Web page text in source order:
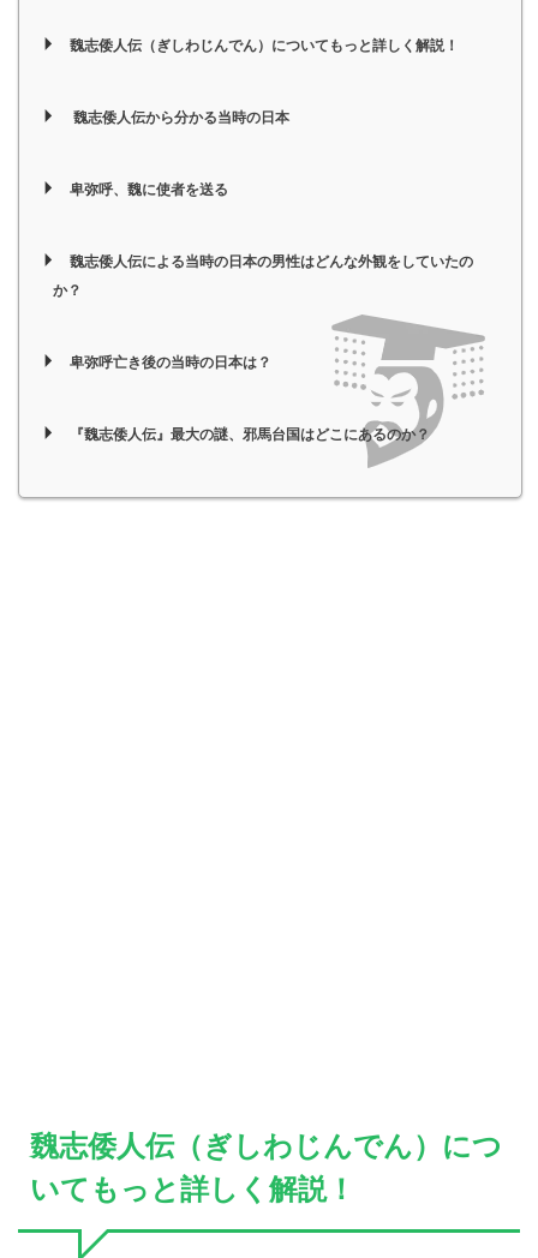
魏志倭人伝（ぎしわじんでん）についてもっと詳しく解説！
魏志倭人伝から分かる当時の日本
卑弥呼、魏に使者を送る
魏志倭人伝による当時の日本の男性はどんな外観をしていたの
か？
卑弥呼亡き後の当時の日本は？
『魏志倭人伝』最大の謎、邪馬台国はどこにあるのか？
魏志倭人伝（ぎしわじんでん）につ
いてもっと詳しく解説！